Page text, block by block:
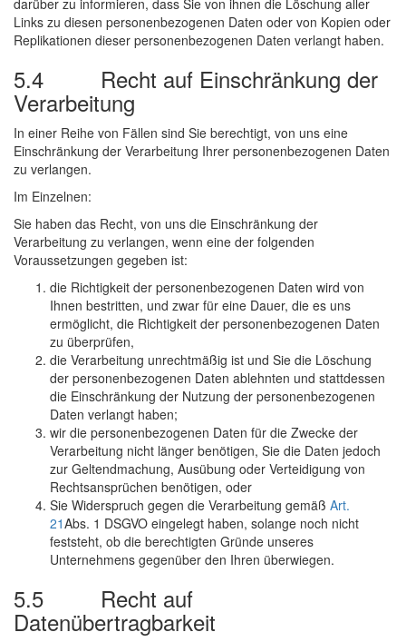
darüber zu informieren, dass Sie von ihnen die Löschung aller
Links zu diesen personenbezogenen Daten oder von Kopien oder
Replikationen dieser personenbezogenen Daten verlangt haben.
5.4 Recht auf Einschränkung der
Verarbeitung
In einer Reihe von Fällen sind Sie berechtigt, von uns eine
Einschränkung der Verarbeitung Ihrer personenbezogenen Daten
zu verlangen.
Im Einzelnen:
Sie haben das Recht, von uns die Einschränkung der
Verarbeitung zu verlangen, wenn eine der folgenden
Voraussetzungen gegeben ist:
die Richtigkeit der personenbezogenen Daten wird von
Ihnen bestritten, und zwar für eine Dauer, die es uns
ermöglicht, die Richtigkeit der personenbezogenen Daten
zu überprüfen,
die Verarbeitung unrechtmäßig ist und Sie die Löschung
der personenbezogenen Daten ablehnten und stattdessen
die Einschränkung der Nutzung der personenbezogenen
Daten verlangt haben;
wir die personenbezogenen Daten für die Zwecke der
Verarbeitung nicht länger benötigen, Sie die Daten jedoch
zur Geltendmachung, Ausübung oder Verteidigung von
Rechtsansprüchen benötigen, oder
Sie Widerspruch gegen die Verarbeitung gemäß Art.
21Abs. 1 DSGVO eingelegt haben, solange noch nicht
feststeht, ob die berechtigten Gründe unseres
Unternehmens gegenüber den Ihren überwiegen.
5.5 Recht auf
Datenübertragbarkeit